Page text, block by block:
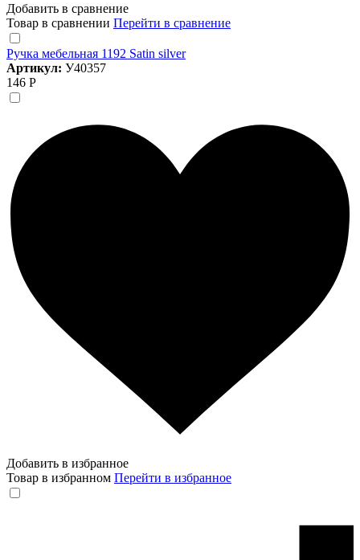
Добавить в сравнение
Товар в сравнении Перейти в сравнение
Ручка мебельная 1192 Satin silver
Артикул: У40357
146 Р
Добавить в избранное
Товар в избранном Перейти в избранное